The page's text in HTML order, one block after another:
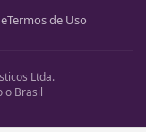
Termos de Uso
Ltda.
o Brasil